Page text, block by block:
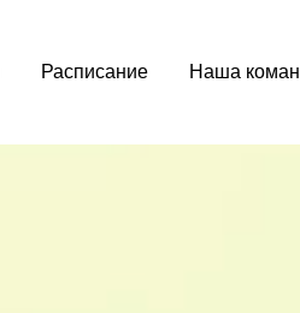
Расписание Наша